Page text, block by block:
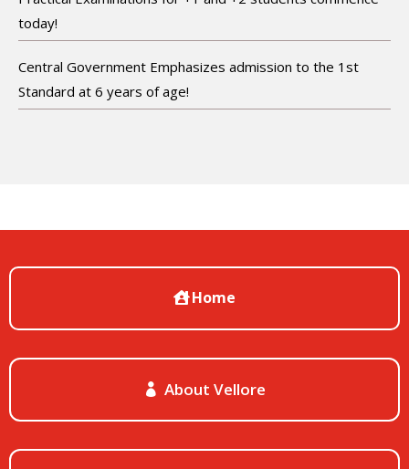
today!
Central Government Emphasizes admission to the 1st
Standard at 6 years of age!
Home
About Vellore